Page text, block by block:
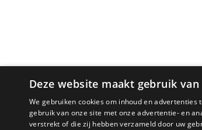
PRODUCTOMSCHRIJVING
Deze website maakt gebruik van
We gebruiken cookies om inhoud en
gebruik van onze site met onze advertentie- en
verstrekt of die zij hebben verzameld door uw